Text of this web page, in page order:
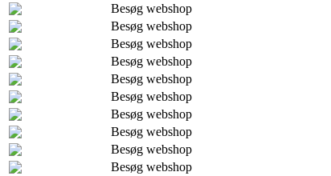
Besøg webshop
Besøg webshop
Besøg webshop
Besøg webshop
Besøg webshop
Besøg webshop
Besøg webshop
Besøg webshop
Besøg webshop
Besøg webshop